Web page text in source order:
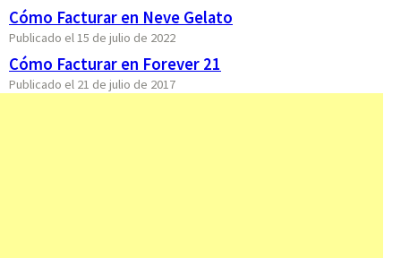
Cómo Facturar en Neve Gelato
Publicado el 15 de julio de 2022
Cómo Facturar en Forever 21
Publicado el 21 de julio de 2017